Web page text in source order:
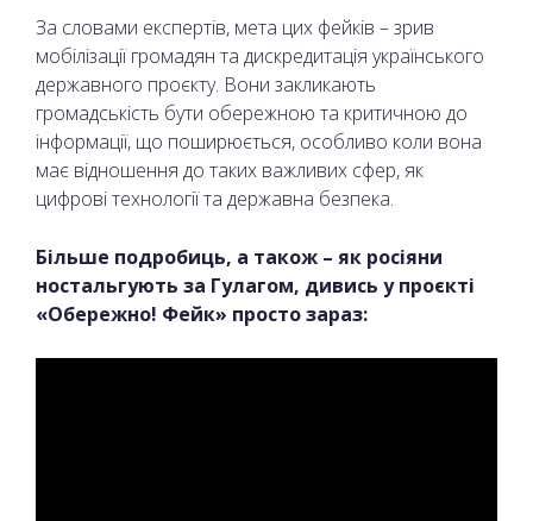
За словами експертів, мета цих фейків – зрив
мобілізації громадян та дискредитація українського
державного проєкту. Вони закликають
громадськість бути обережною та критичною до
інформації, що поширюється, особливо коли вона
має відношення до таких важливих сфер, як
цифрові технології та державна безпека.
Більше подробиць, а також – як росіяни
ностальгують за Гулагом, дивись у проєкті
«Обережно! Фейк» просто зараз: